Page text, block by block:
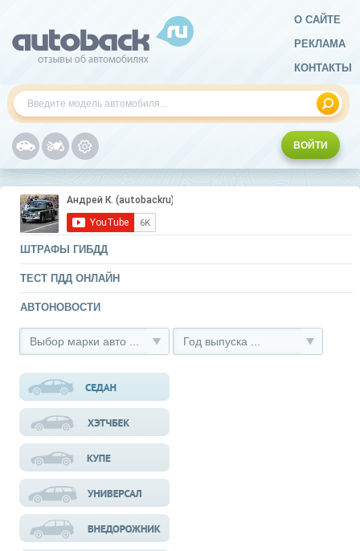
О САЙТЕ
РЕКЛАМА
КОНТАКТЫ
ВОЙТИ
ШТРАФЫ ГИБДД
ТЕСТ ПДД ОНЛАЙН
АВТОНОВОСТИ
Выбор марки авто ... Год выпуска ...